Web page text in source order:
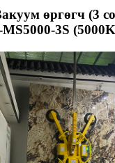
өргөгч (3
3S